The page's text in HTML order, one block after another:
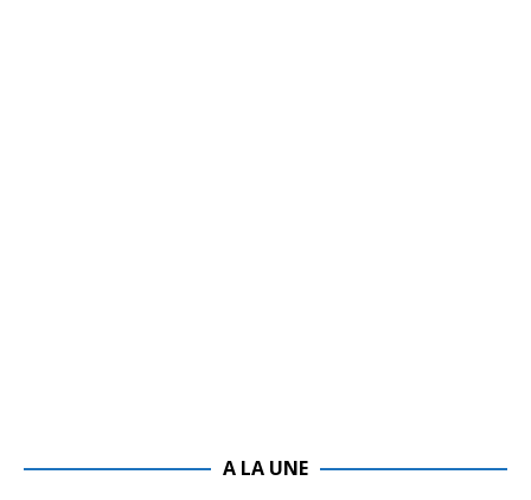
A LA UNE